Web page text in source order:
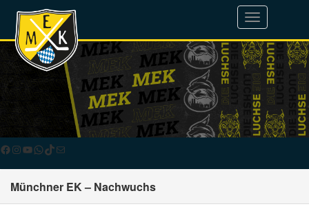
Toggle
navigation
Facebook
Instagram
YouTube
WhatsApp
TikTok
E-Mail
Münchner EK – Nachwuchs